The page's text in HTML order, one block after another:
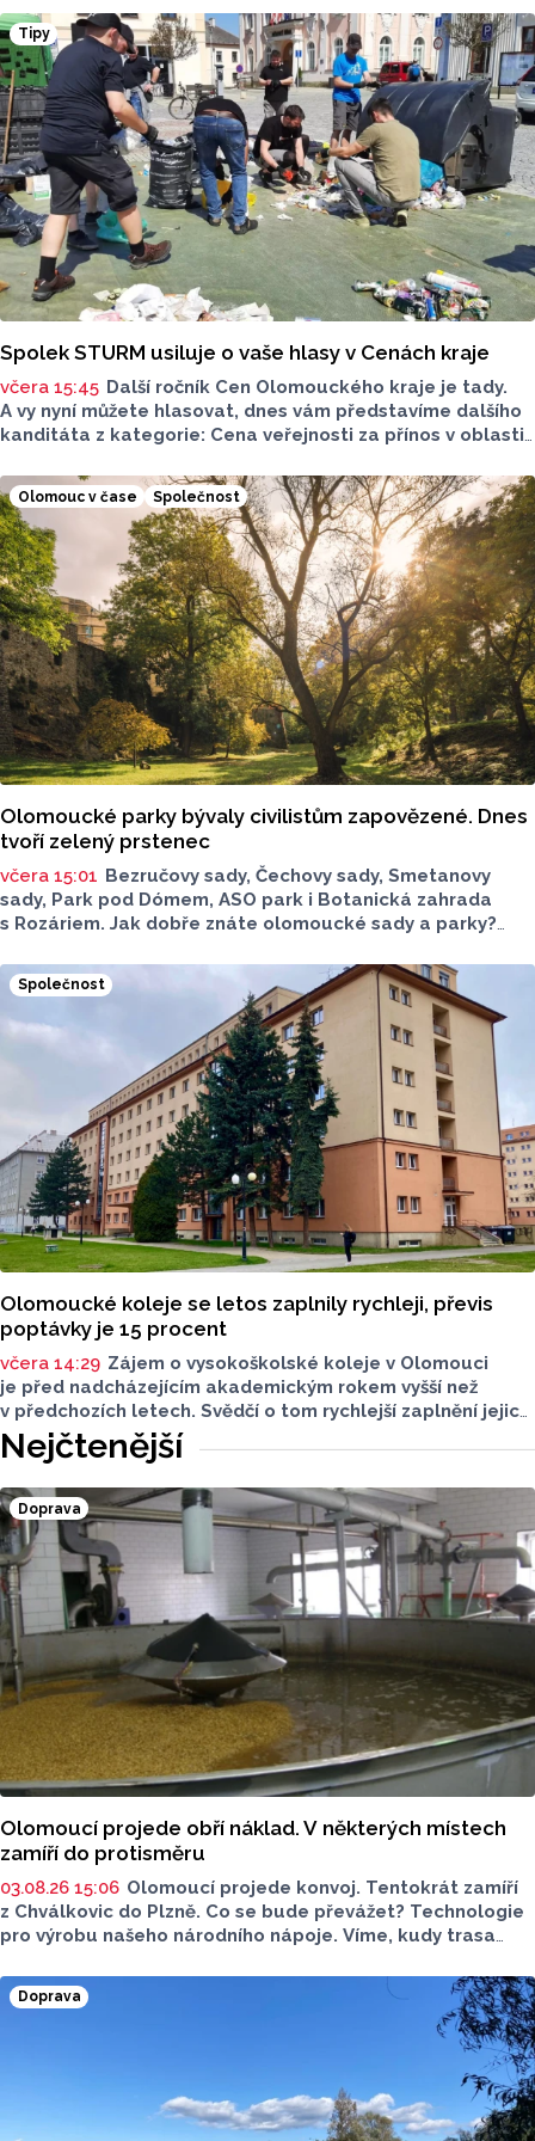
z norského HamKamu. Sigma to uvedla na svém webu,
o tom, na jak dlouho podepsal nov hráč smlouvu
neinformovala.
Tipy
Spolek STURM usiluje o vaše hlasy v Cenách kraje
včera 15:45 Další ročník Cen Olomouckého kraje je tady.
A vy nyní můžete hlasovat, dnes vám představíme dalšího
kanditáta z kategorie: Cena veřejnosti za přínos v oblasti
v kategorii: Významný počin v ochraně životního prostředí -
právnická osoba.
Olomouc v čase Společnost
Olomoucké parky bývaly civilistům zapovězené. Dnes
tvoří zelený prstenec
včera 15:01 Bezručovy sady, Čechovy sady, Smetanovy
sady, Park pod Dómem, ASO park i Botanická zahrada
s Rozáriem. Jak dobře znáte olomoucké sady a parky?
které v nich jsou. Vždy tomu tak ale nebylo.
Společnost
Olomoucké koleje se letos zaplnily rychleji, převis
poptávky je 15 procent
včera 14:29 Zájem o vysokoškolské koleje v Olomouci
je před nadcházejícím akademickým rokem vyšší než
v předchozích letech. Svědčí o tom rychlejší zaplnění jejich
kapacity. Letošní převis poptávky je asi 15 procent, řekl
ČTK mluvčí Univerzity Palackého (UP) v Olomouci Egon
Havrlant. Celková kapacita lůžek na kolejích je letos
zhruba 4300, o dalších přibližně 500 míst se tento počet
navýší příští rok po přestavbě bloku kolejí J. L. Fischera,
doplnil mluvčí.
Nejčtenější
Doprava
Olomoucí projede obří náklad. V některých místech
zamíří do protisměru
03.08.26 15:06 Olomoucí projede konvoj. Tentokrát zamíří
z Chválkovic do Plzně. Co se bude převážet? Technologie
pro výrobu našeho národního nápoje. Víme, kudy trasa
zkomplikovat dopravu v olomouckých ulicích.
Doprava